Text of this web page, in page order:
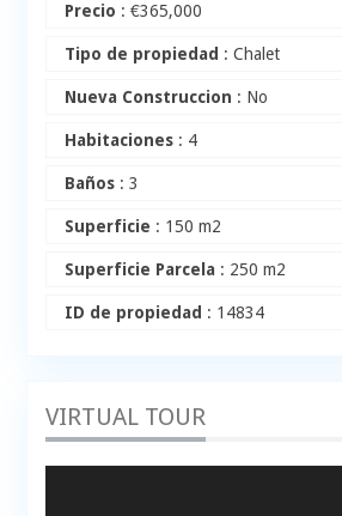
Precio :€365,000
Tipo de propiedad : Chalet
Nueva Construccion : No
Habitaciones : 4
Baños : 3
Superficie : 150 m2
Superficie Parcela : 250 m2
ID de propiedad : 14834
VIRTUAL TOUR